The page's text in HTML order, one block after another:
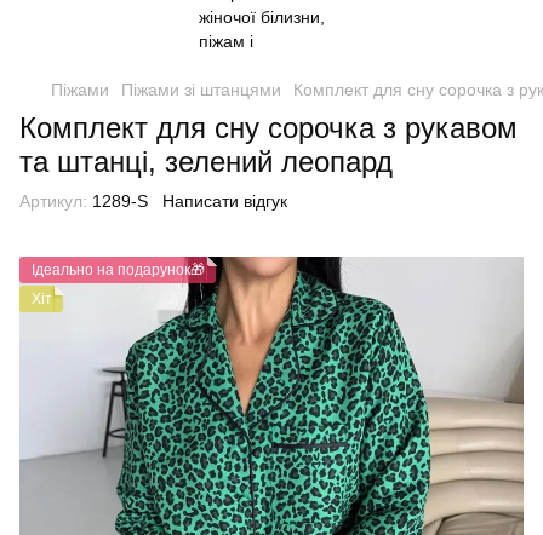
Піжами Піжами зі штанцями Комплект для сну сорочка з
Комплект для сну сорочка з рукавом
та штанці, зелений леопард
Артикул: 1289-S Написати відгук
Ідеально на подарунок🎁
Хіт